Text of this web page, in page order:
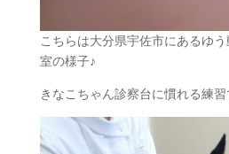
こちらは大分県宇佐市にあるゆ
室の様子♪
きなこちゃん診察台に慣れる練習